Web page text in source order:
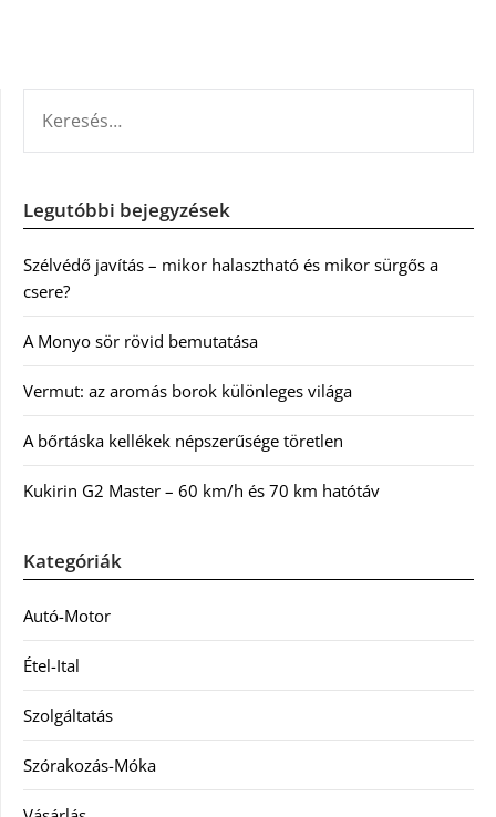
Legutóbbi bejegyzések
Szélvédő javítás – mikor halasztható és mikor sürgős a
csere?
A Monyo sör rövid bemutatása
Vermut: az aromás borok különleges világa
A bőrtáska kellékek népszerűsége töretlen
Kukirin G2 Master – 60 km/h és 70 km hatótáv
Kategóriák
Autó-Motor
Étel-Ital
Szolgáltatás
Szórakozás-Móka